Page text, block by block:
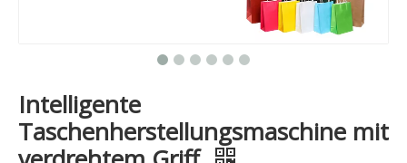
Intelligente
Taschenherstellungsmaschine mit